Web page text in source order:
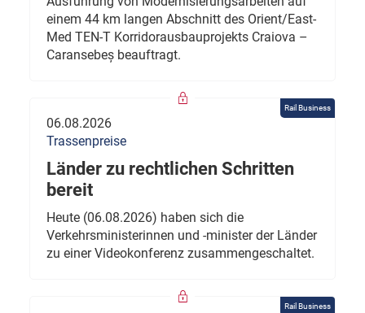
einem 44 km langen Abschnitt des Orient/East-
Med TEN-T Korridorausbauprojekts Craiova –
Caransebeș beauftragt.
Rail Business
06.08.2026
Trassenpreise
Länder zu rechtlichen Schritten
bereit
Heute (06.08.2026) haben sich die
Verkehrsministerinnen und -minister der Länder
zu einer Videokonferenz zusammengeschaltet.
Rail Business